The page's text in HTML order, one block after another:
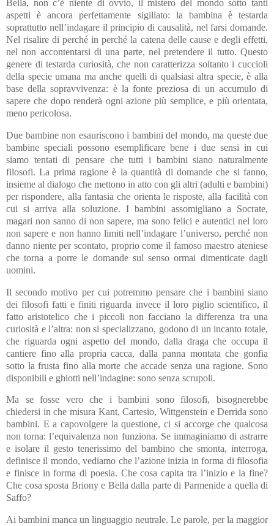
Bella, non c’è niente di ovvio, il mistero del mondo sotto tanti
aspetti è ancora perfettamente sigillato: la bambina è testarda
soprattutto nell’indagare il principio di causalità, nel farsi domande.
Nel risalire di perché in perché la catena delle cause e degli effetti,
nel non accontentarsi di una parte, nel pretendere il tutto. Questo
genere di testarda curiosità, che non caratterizza soltanto i cuccioli
della specie umana ma anche quelli di qualsiasi altra specie, è alla
base della sopravvivenza: è la fonte preziosa di un accumulo di
sapere che dopo renderà ogni azione più semplice, e più orientata,
meno pericolosa.
Due bambine non esauriscono i bambini del mondo, ma queste due
bambine speciali possono esemplificare bene i due sensi in cui
siamo tentati di pensare che tutti i bambini siano naturalmente
filosofi. La prima ragione è la quantità di domande che si fanno,
insieme al dialogo che mettono in atto con gli altri (adulti e bambini)
per rispondere, alla fantasia che orienta le risposte, alla facilità con
cui si arriva alla soluzione. I bambini assomigliano a Socrate,
magari non sanno di non sapere, ma sono felici e autentici nel loro
non sapere e non hanno limiti nell’indagare l’universo, perché non
danno niente per scontato, proprio come il famoso maestro ateniese
che torna a porre le domande sul senso ormai dimenticate dagli
uomini.
Il secondo motivo per cui potremmo pensare che i bambini siano
dei filosofi fatti e finiti riguarda invece il loro piglio scientifico, il
fatto aristotelico che i piccoli non facciano la differenza tra una
curiosità e l’altra: non si specializzano, godono di un incanto totale,
che riguarda ogni aspetto del mondo, dalla draga che occupa il
cantiere fino alla propria cacca, dalla panna montata che gonfia
sotto la frusta fino alla morte che accade senza una ragione. Sono
disponibili e ghiotti nell’indagine: sono senza scrupoli.
Ma se fosse vero che i bambini sono filosofi, bisognerebbe
chiedersi in che misura Kant, Cartesio, Wittgenstein e Derrida sono
bambini. E a capovolgere la questione, ci si accorge che qualcosa
non torna: l’equivalenza non funziona. Se immaginiamo di astrarre
e isolare il gesto tenerissimo del bambino che smonta, interroga,
definisce il mondo, vediamo che l’azione inizia in forma di filosofia
e finisce in forma di poesia. Che cosa capita tra l’inizio e la fine?
Che cosa sposta Briony e Bella dalla parte di Parmenide a quella di
Saffo?
Ai bambini manca un linguaggio neutrale. Le parole, per la maggior